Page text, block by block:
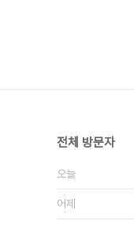
전체 방문자
오늘
어제